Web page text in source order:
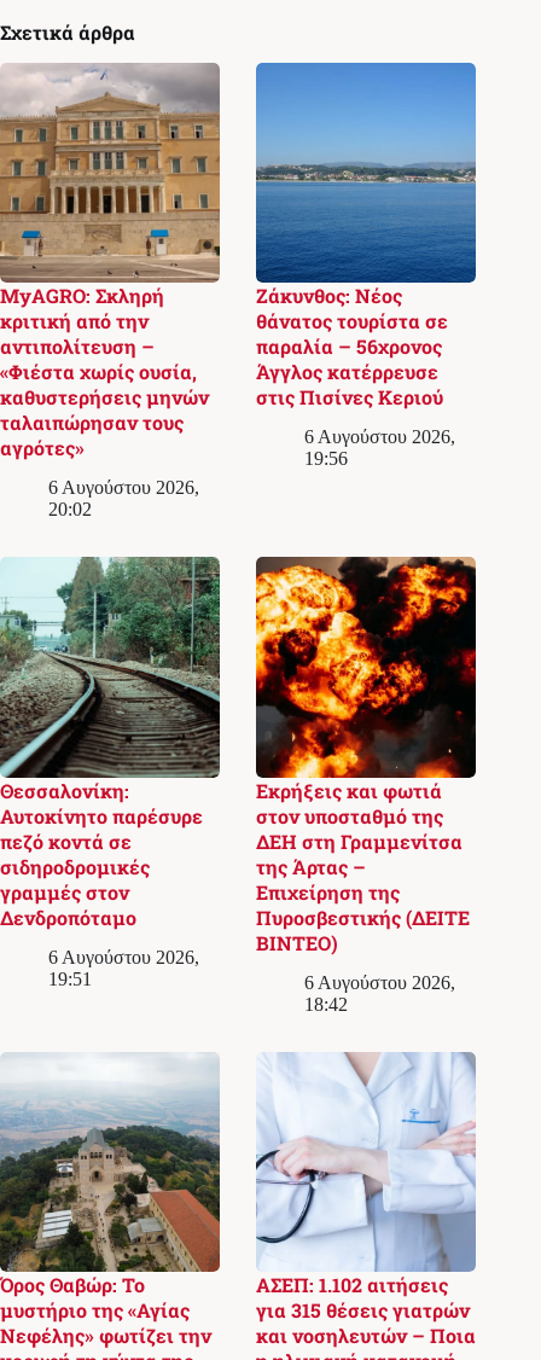
Σχετικά άρθρα
MyAGRO: Σκληρή
κριτική από την
αντιπολίτευση –
«Φιέστα χωρίς ουσία,
καθυστερήσεις μηνών
ταλαιπώρησαν τους
αγρότες»
6 Αυγούστου 2026,
20:02
Ζάκυνθος: Νέος
θάνατος τουρίστα σε
παραλία – 56χρονος
Άγγλος κατέρρευσε
στις Πισίνες Κεριού
6 Αυγούστου 2026,
19:56
Θεσσαλονίκη:
Αυτοκίνητο παρέσυρε
πεζό κοντά σε
σιδηροδρομικές
γραμμές στον
Δενδροπόταμο
6 Αυγούστου 2026,
19:51
Εκρήξεις και φωτιά
στον υποσταθμό της
ΔΕΗ στη Γραμμενίτσα
της Άρτας –
Επιχείρηση της
Πυροσβεστικής (ΔΕΙΤΕ
ΒΙΝΤΕΟ)
6 Αυγούστου 2026,
18:42
Όρος Θαβώρ: Το
μυστήριο της «Αγίας
Νεφέλης» φωτίζει την
ΑΣΕΠ: 1.102 αιτήσεις
για 315 θέσεις γιατρών
και νοσηλευτών – Ποια